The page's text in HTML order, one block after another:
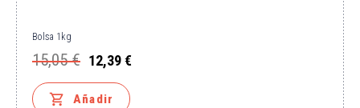
Bolsa 1kg
Precio
base
15,05 €
Precio 12,39 €
 Añadir